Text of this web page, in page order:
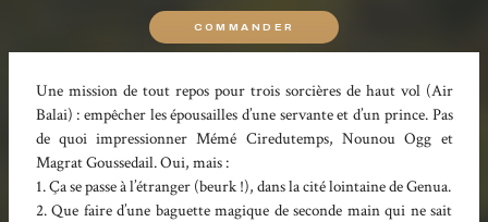
COMMANDER
Une mission de tout repos pour trois sorcières de haut vol (Air
Balai) : empêcher les épousailles d’une servante et d’un prince. Pas
de quoi impressionner Mémé Ciredutemps, Nounou Ogg et
Magrat Goussedail. Oui, mais :
1. Ça se passe à l’étranger (beurk !), dans la cité lointaine de Genua.
2. Que faire d’une baguette magique de seconde main qui ne sait